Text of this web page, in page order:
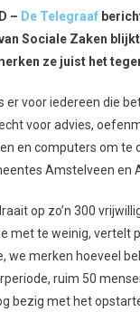
– De Telegraaf
Sociale Zaken
ze juist het
er voor iedereen die
voor advies,
en computers om te
Amstelveen en
op zo’n 300
met te weinig, vertelt
we merken hoeveel
ruim 50
bezig met het